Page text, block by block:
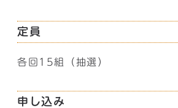
定員
各回15組（抽選）
申し込み